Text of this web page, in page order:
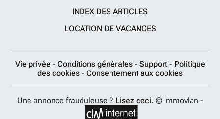
INDEX DES ARTICLES
LOCATION DE VACANCES
Vie privée - Conditions générales - Support - Politique
des cookies - Consentement aux cookies
Une annonce frauduleuse ? Lisez ceci. © Immovlan -